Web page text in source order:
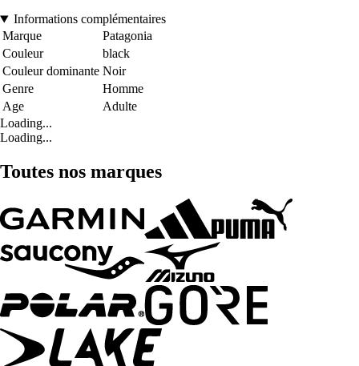
Informations complémentaires
Marque
Patagonia
Couleur
black
Couleur dominante Noir
Genre
Homme
Age
Adulte
Loading...
Loading...
Toutes nos marques